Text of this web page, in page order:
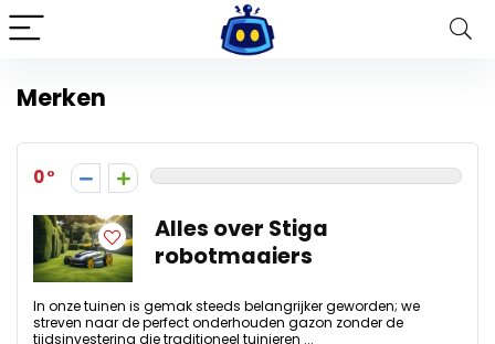
Merken
0
Alles over Stiga
robotmaaiers
In onze tuinen is gemak steeds belangrijker geworden; we
streven naar de perfect onderhouden gazon zonder de
tijdsinvestering die traditioneel tuinieren ...